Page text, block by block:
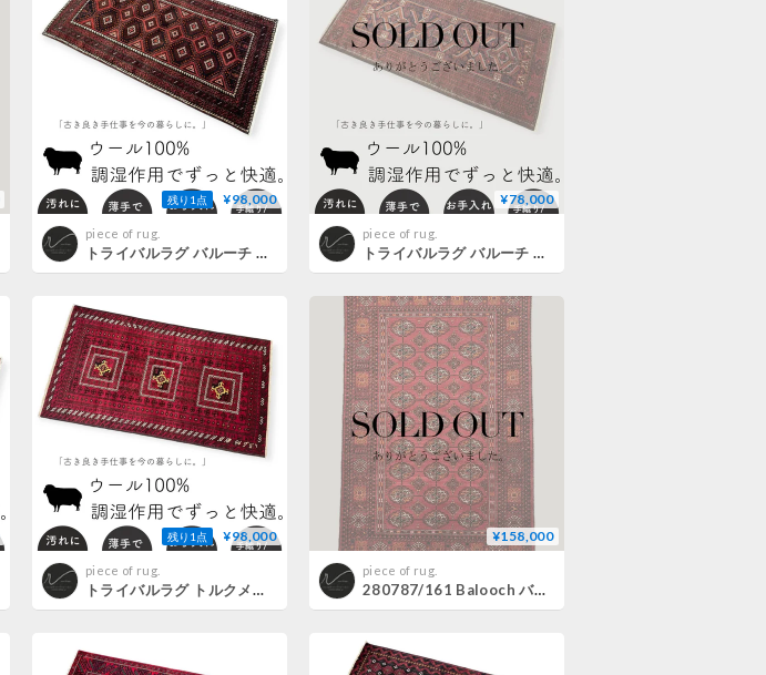
残り1点 ¥98,000
piece of rug.
トライバルラグ バルーチ 手織り 273781 94cmx175cm
¥78,000
piece of rug.
トライバルラグ バルーチ 手織り 273795 100cmx200cm
残り1点 ¥98,000
piece of rug.
トライバルラグ トルクメン 手織り 268936 124cmx228cm
¥158,000
piece of rug.
280787/161 Balooch バルーチ